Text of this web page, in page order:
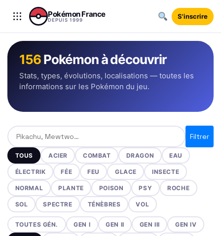
Aller au contenu
Pokémon France
DEPUIS 1999 S'inscrire
156Pokémon à découvrir
Stats, types, évolutions, localisations — toutes les
informations sur les Pokémon du jeu.
Rechercher un Pokémon
Filtrer
TOUS ACIER COMBAT DRAGON EAU
ÉLECTRIK FÉE FEU GLACE INSECTE
NORMAL PLANTE POISON PSY ROCHE
SOL SPECTRE TÉNÈBRES VOL
TOUTES GÉN. GEN I GEN II GEN III GEN IV